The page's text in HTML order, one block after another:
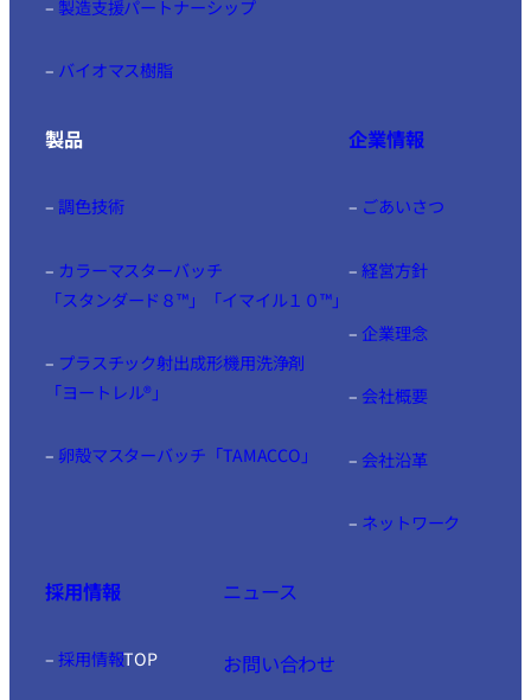
– 製造支援パートナーシップ
– バイオマス樹脂
製品
– 調色技術
– カラーマスターバッチ
「スタンダード８™」「イマイル１０™」
– プラスチック射出成形機用洗浄剤
「ヨートレル®」
– 卵殻マスターバッチ「TAMACCO」
企業情報
– ごあいさつ
– 経営方針
– 企業理念
– 会社概要
– 会社沿革
– ネットワーク
採用情報
– 採用情報TOP
ニュース
お問い合わせ